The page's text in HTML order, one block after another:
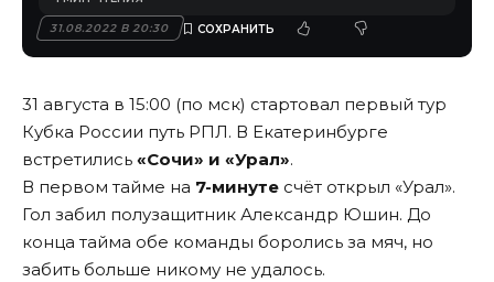
31.08.2022 В 20:30
31 августа в 15:00 (по мск) стартовал первый тур
Кубка России путь РПЛ. В Екатеринбурге
встретились «Сочи» и «Урал».
В первом тайме на 7-минуте счёт открыл «Урал».
Гол забил полузащитник Александр Юшин. До
конца тайма обе команды боролись за мяч, но
забить больше никому не удалось.